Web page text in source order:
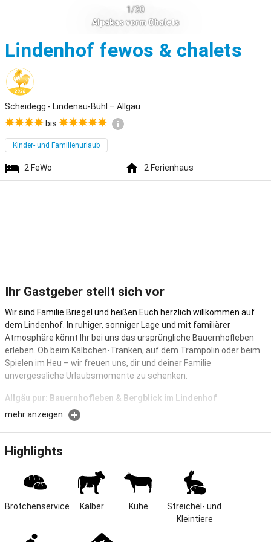
1/30
Alpakas vorm Chalets
Lindenhof fewos & chalets
Scheidegg - Lindenau-Bühl – Allgäu
bis
Kinder- und Familienurlaub
2 FeWo 2 Ferienhaus
Ihr Gastgeber stellt sich vor
Wir sind Familie Briegel und heißen Euch herzlich willkommen auf
dem Lindenhof. In ruhiger, sonniger Lage und mit familiärer
Atmosphäre könnt Ihr bei uns das ursprüngliche Bauernhofleben
erleben. Ob beim Kälbchen-Tränken, auf dem Trampolin oder beim
Spielen im Heu – wir freuen uns, dir und deiner Familie
unvergessliche Urlaubsmomente zu schenken.
Allgäu pur: Bauernhofleben & Bergblick im Lindenhof
Der Lindenhof bei Scheidegg lädt ein zu authentischem Allgäu-
Urlaub in familiärer Atmosphäre. Unsere komfortablen
Ferienwohnungen mit Wohnküche, zwei Schlafzimmern und freiem
Bergblick bieten Platz für Familien oder Paare. Zusätzlich erwarten
Sie zwei neue Chalets, die für unvergessliche Urlaubsmomente
sorgen. Kinder erleben Bauernhofspaß mit Trampolin, Heu-
Abenteuern und vielem mehr.
Der Lindenhof liegt ruhig in Scheidegg–Lindenau-Bühl, mit
mehr anzeigen
Highlights
Brötchenservice Kälber Kühe
Streichel- und
Kleintiere